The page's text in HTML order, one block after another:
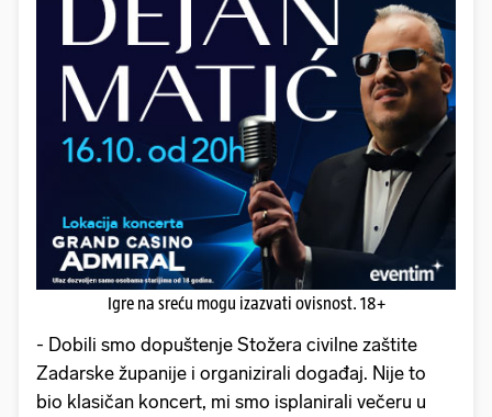
Igre na sreću mogu izazvati ovisnost. 18+
- Dobili smo dopuštenje Stožera civilne zaštite
Zadarske županije i organizirali događaj. Nije to
bio klasičan koncert, mi smo isplanirali večeru u